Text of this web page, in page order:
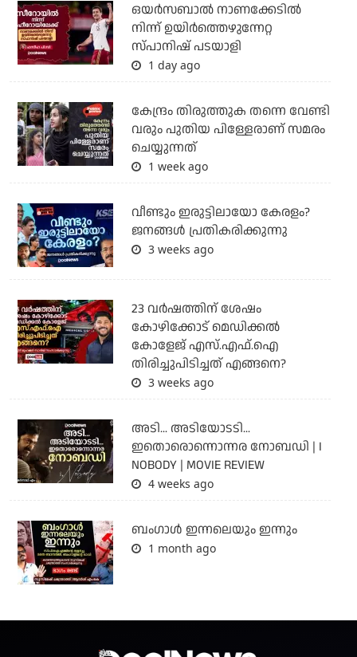
ഒയര്‍സബാൽ നാണക്കേടിൽ
നിന്ന് ഉയിർത്തെഴുന്നേറ്റ
സ്പാനിഷ് പടയാളി
1 day ago
കേന്ദ്രം തിരുത്തുക തന്നെ വേണ്ടി
വരും പുതിയ പിള്ളേരാണ് സമരം
ചെയ്യുന്നത്
1 week ago
വീണ്ടും ഇരുട്ടിലായോ കേരളം?
ജനങ്ങൾ പ്രതികരിക്കുന്നു
3 weeks ago
23 വർഷത്തിന് ശേഷം
കോഴിക്കോട് മെഡിക്കൽ
കോളേജ് എസ്.എഫ്.ഐ
തിരിച്ചുപിടിച്ചത് എങ്ങനെ?
3 weeks ago
അടി... അടിയോടടി...
ഇതൊരൊന്നൊന്നര നോബഡി | I
NOBODY | MOVIE REVIEW
4 weeks ago
ബംഗാള്‍ ഇന്നലെയും ഇന്നും
1 month ago